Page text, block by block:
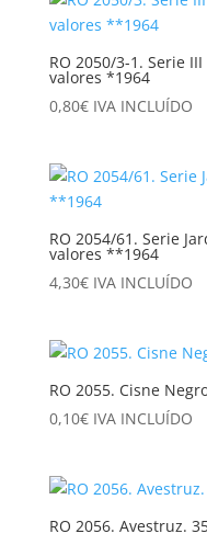
RO 2050/3-1. Serie
valores *1964
0,80€ IVA INCLUÍDO
RO 2054/61. Serie
valores **1964
4,30€ IVA INCLUÍDO
RO 2055. Cisne
0,10€ IVA INCLUÍDO
RO 2056. Avestruz.